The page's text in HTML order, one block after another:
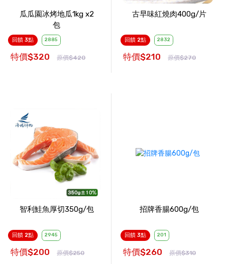
瓜瓜園冰烤地瓜1kg x2
包
回饋 3點 2885
特價$320 原價$420
古早味紅燒肉400g/片
回饋 2點 2832
特價$210 原價$270
智利鮭魚厚切350g/包
回饋 2點 2945
特價$200 原價$250
招牌香腸600g/包
回饋 3點 201
特價$260 原價$310